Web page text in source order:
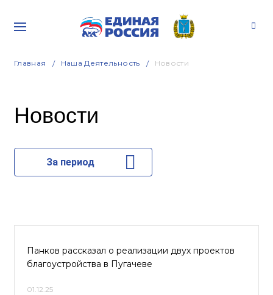
Главная Наша Деятельность Новости
Новости
За период
Панков рассказал о реализации двух проектов
благоустройства в Пугачеве
01.12.25